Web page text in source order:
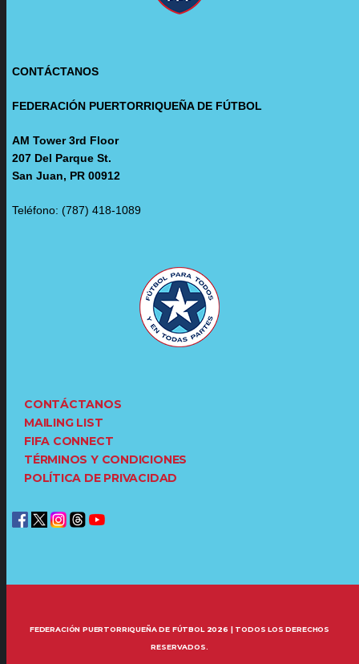
CONTÁCTANOS
FEDERACIÓN PUERTORRIQUEÑA DE FÚTBOL
AM Tower 3rd Floor
207 Del Parque St.
San Juan, PR 00912
Teléfono: (787) 418-1089
CONTÁCTANOS
MAILING LIST
FIFA CONNECT
TÉRMINOS Y CONDICIONES
POLÍTICA DE PRIVACIDAD
FEDERACIÓN PUERTORRIQUEÑA DE FÚTBOL 2026 | TODOS LOS DERECHOS
RESERVADOS.